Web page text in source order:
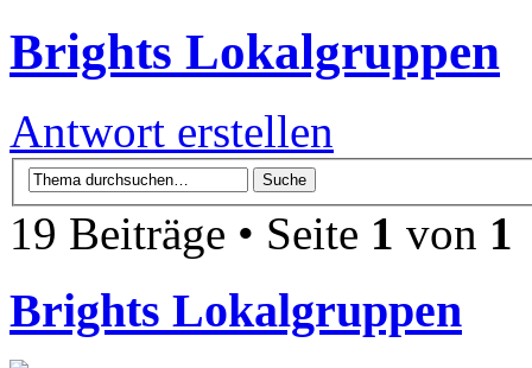
Brights Lokalgruppen
Antwort erstellen
19 Beiträge • Seite 1 von 1
Brights Lokalgruppen